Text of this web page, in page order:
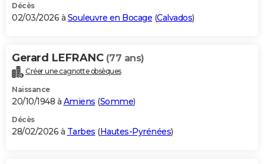
Décès
02/03/2026 à Souleuvre en Bocage (Calvados)
Gerard LEFRANC (77 ans)
Créer une cagnotte obsèques
Naissance
20/10/1948 à Amiens (Somme)
Décès
28/02/2026 à Tarbes (Hautes-Pyrénées)